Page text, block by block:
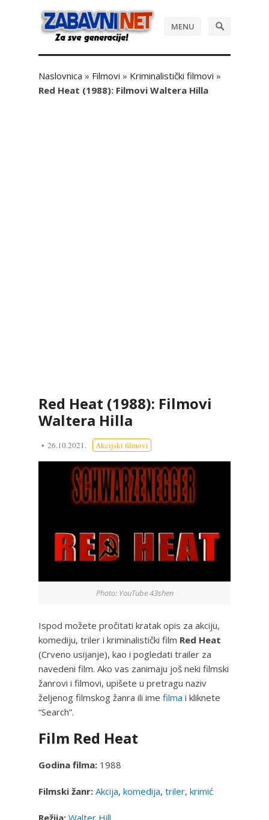
MENU
Naslovnica » Filmovi » Kriminalistički filmovi »
Red Heat (1988): Filmovi Waltera Hilla
Red Heat (1988): Filmovi
Waltera Hilla
26.10.2021. Akcijski filmovi
Photo: YouTube 43shen
Ispod možete pročitati kratak opis za akciju,
komediju, triler i kriminalistički film Red Heat
(Crveno usijanje), kao i pogledati trailer za
navedeni film. Ako vas zanimaju još neki filmski
žanrovi i filmovi, upišete u pretragu naziv
željenog filmskog žanra ili ime filma i kliknete
“Search”.
Film Red Heat
Godina filma: 1988
Filmski žanr: Akcija, komedija, triler, krimić
Režija: Walter Hill